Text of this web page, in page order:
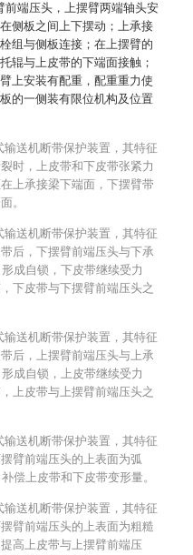
前端压头，上摆臂两端轴头安
侧板之间上下摆动；上承接
组与侧板连接；在上摆臂的
辊与上皮带的下端面接触；
上安装有配重，配重重力使
的一侧装有限位机构及位置
送机断带保护装置，其特征
时，上皮带和下皮带张紧力
上承接梁下端面，下摆臂带
。
送机断带保护装置，其特征
后，下摆臂前端压头与下承
成自锁，下皮带继续受力
下皮带与下摆臂前端压头之
送机断带保护装置，其特征
后，上摆臂前端压头与上承
成自锁，上皮带继续受力
上皮带与上摆臂前端压头之
送机断带保护装置，其特征
臂前端压头的上表面为弧
偿上皮带和下皮带变形量。
送机断带保护装置，其特征
臂前端压头的上表面为粗糙
高上皮带与上摆臂前端压